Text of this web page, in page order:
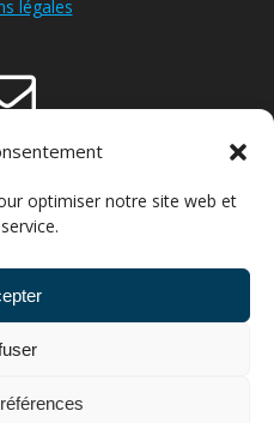
optimiser notre site web et
légales
velo-bordeaux.com
ET STRUCTURES
POUR PARTICULIERS